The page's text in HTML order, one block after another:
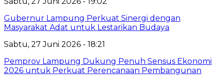
Gubernur Lampung Perkuat Sinergi dengan
Masyarakat Adat untuk Lestarikan Budaya
Sabtu, 27 Juni 2026 - 18:21
Pemprov Lampung Dukung Penuh Sensus Ekonomi
2026 untuk Perkuat Perencanaan Pembangunan